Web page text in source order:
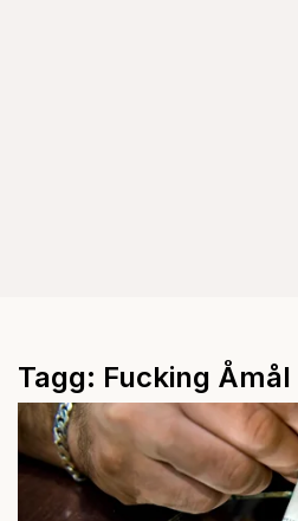
Tagg: Fucking Åmål